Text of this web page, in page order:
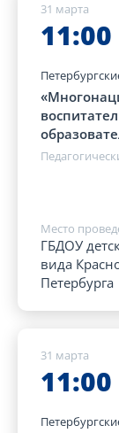
31 марта
11:00
Место
ГБДОУ
вида
Петербурга
31 марта
11:00